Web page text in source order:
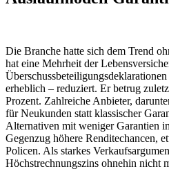
Die Branche hatte sich dem Trend
hat eine Mehrheit der
erheblich – reduziert. Er betrug
Prozent. Zahlreiche Anbieter,
für Neukunden statt klassischer
Alternativen mit weniger Garantien
Gegenzug höhere Renditechancen,
Policen. Als starkes
Höchstrechnungszins ohnehin nicht